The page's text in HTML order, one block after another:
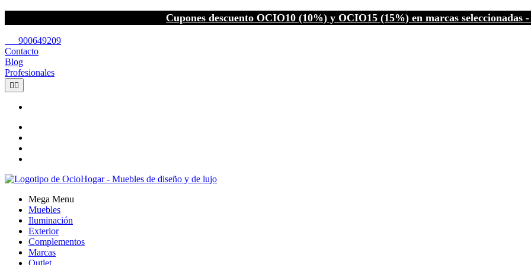
Cupones descuento OCIO10 (10%) y OCIO15 (15%) en marcas seleccionadas
900649209
Contacto
Blog
Profesionales
 
Mega Menu
Muebles
Iluminación
Exterior
Complementos
Marcas
Outlet